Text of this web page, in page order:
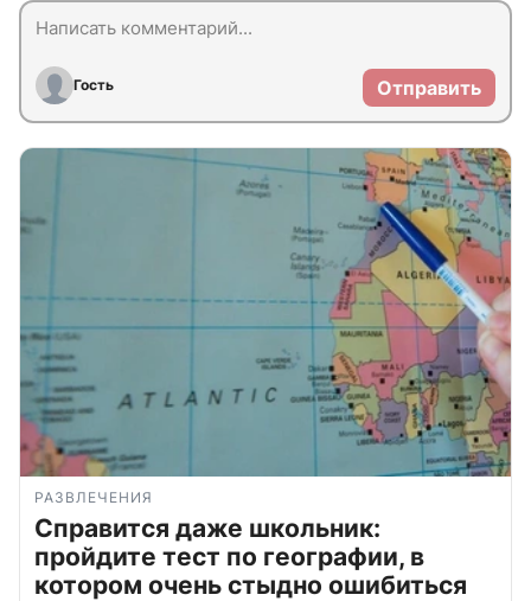
Гость Отправить
РАЗВЛЕЧЕНИЯ
Справится даже школьник:
пройдите тест по географии, в
котором очень стыдно ошибиться